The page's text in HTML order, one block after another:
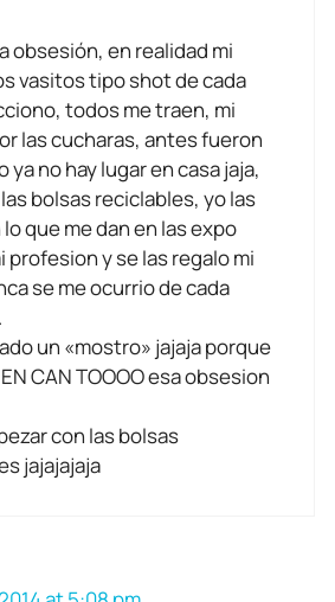
obsesión, en realidad mi
vasitos tipo shot de cada
todos me traen, mi
las cucharas, antes fueron
no hay lugar en casa jaja,
bolsas reciclables, yo las
que me dan en las expo
profesion y se las regalo mi
se me ocurrio de cada
un «mostro» jajaja porque
CAN TOOOO esa obsesion
con las bolsas
jajajajaja